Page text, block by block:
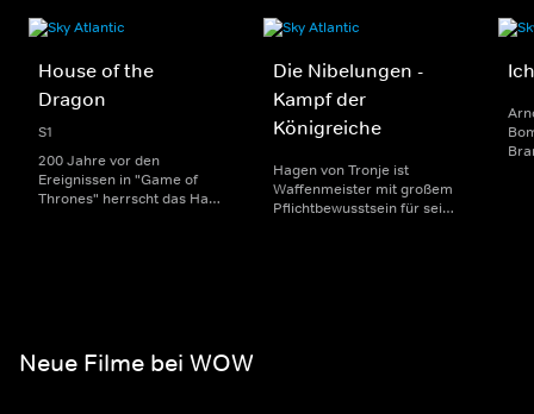
House of the
Dragon
S1
200 Jahre vor den
Ereignissen in "Game of
Thrones" herrscht das Haus
Die Nibelungen -
Kampf der
Königreiche
Hagen von Tronje ist
Waffenmeister mit großem
Pflichtbewusstsein für sein
Neue Filme bei WOW